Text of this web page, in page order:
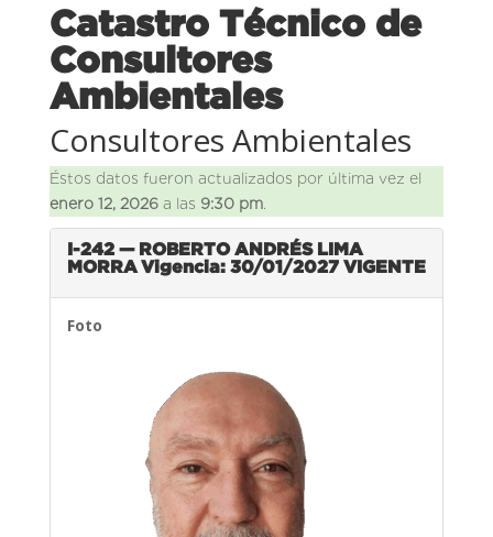
Catastro Técnico de
Consultores
Ambientales
Consultores Ambientales
Éstos datos fueron actualizados por última vez el
enero 12, 2026a las 9:30 pm.
I-242 — ROBERTO ANDRÉS LIMA
MORRAVigencia: 30/01/2027VIGENTE
Foto